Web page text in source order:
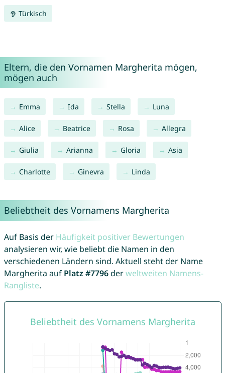
Türkisch
Eltern, die den Vornamen Margherita mögen,
mögen auch
Emma Ida Stella Luna
Alice Beatrice Rosa Allegra
Giulia Arianna Gloria Asia
Charlotte Ginevra Linda
Beliebtheit des Vornamens Margherita
Auf Basis der Häufigkeit positiver Bewertungen
analysieren wir, wie beliebt die Namen in den
verschiedenen Ländern sind. Aktuell steht der Name
Margherita auf Platz #7796derweltweiten Namens-
Rangliste.